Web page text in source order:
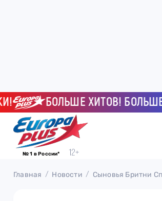
БОЛЬШЕ ХИТОВ! БОЛЬШЕ
№ 1 в России*
Главная Новости Сыновья Бритни